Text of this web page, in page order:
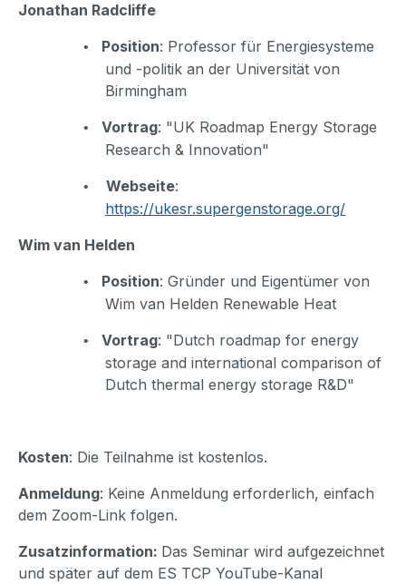
Jonathan Radcliffe
• Position: Professor für Energiesysteme
und -politik an der Universität von
Birmingham
• Vortrag: "UK Roadmap Energy Storage
Research & Innovation"
• Webseite:
https://ukesr.supergenstorage.org/
Wim van Helden
• Position: Gründer und Eigentümer von
Wim van Helden Renewable Heat
• Vortrag: "Dutch roadmap for energy
storage and international comparison of
Dutch thermal energy storage R&D"
Kosten: Die Teilnahme ist kostenlos.
Anmeldung: Keine Anmeldung erforderlich, einfach
dem Zoom-Link folgen.
Zusatzinformation: Das Seminar wird aufgezeichnet
und später auf dem ES TCP YouTube-Kanal